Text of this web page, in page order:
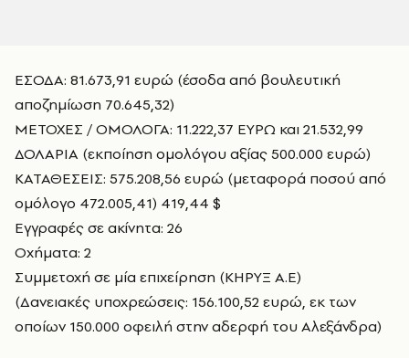
ΕΣΟΔΑ: 81.673,91 ευρώ (έσοδα από βουλευτική
αποζημίωση 70.645,32)
ΜΕΤΟΧΕΣ / ΟΜΟΛΟΓΑ: 11.222,37 ΕΥΡΩ και 21.532,99
ΔΟΛΑΡΙΑ (εκποίηση ομολόγου αξίας 500.000 ευρώ)
ΚΑΤΑΘΕΣΕΙΣ: 575.208,56 ευρώ (μεταφορά ποσού από
ομόλογο 472.005,41) 419,44 $
Εγγραφές σε ακίνητα: 26
Οχήματα: 2
Συμμετοχή σε μία επιχείρηση (ΚΗΡΥΞ Α.Ε)
(Δανειακές υποχρεώσεις: 156.100,52 ευρώ, εκ των
οποίων 150.000 οφειλή στην αδερφή του Αλεξάνδρα)